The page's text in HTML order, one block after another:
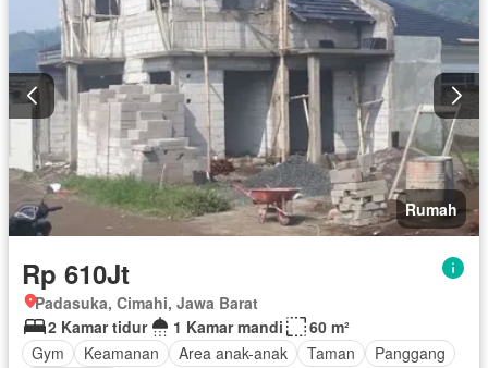
Rumah
Rp 610Jt
Padasuka, Cimahi, Jawa Barat
2 Kamar tidur
1 Kamar mandi
60 m²
Gym
Keamanan Area anak-anak Taman
Panggang